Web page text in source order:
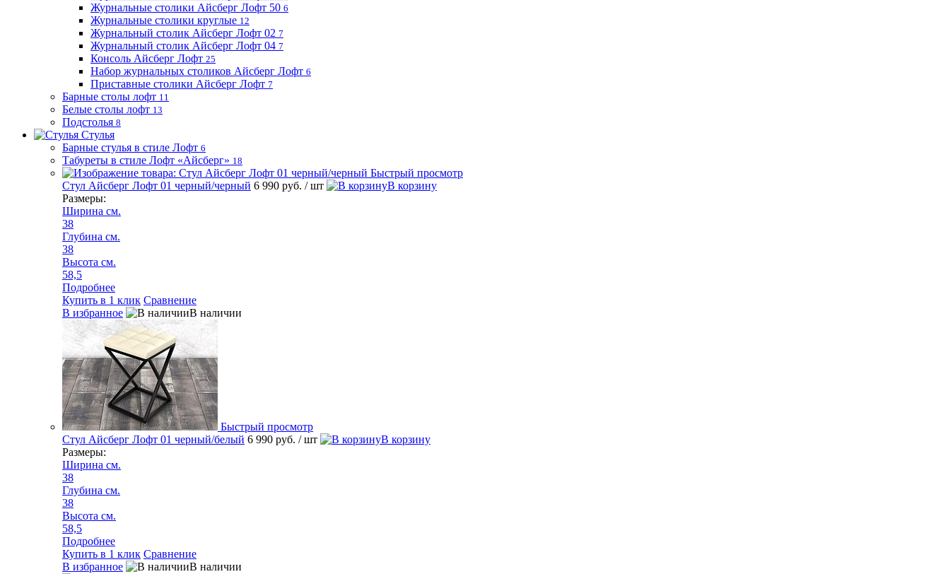
Журнальные столики Айсберг Лофт 50 6
Журнальные столики круглые 12
Журнальный столик Айсберг Лофт 02 7
Журнальный столик Айсберг Лофт 04 7
Консоль Айсберг Лофт 25
Набор журнальных столиков Айсберг Лофт 6
Приставные столики Айсберг Лофт 7
Барные столы лофт 11
Белые столы лофт 13
Подстолья 8
Стулья
Барные стулья в стиле Лофт 6
Табуреты в стиле Лофт «Айсберг» 18
Быстрый просмотр
Стул Айсберг Лофт 01 черный/черный 6 990 руб. / шт
В корзину
Размеры:
Ширина см.
38
Глубина см.
38
Высота см.
58,5
Подробнее
Купить в 1 клик Сравнение
В избранное
В наличии
Быстрый просмотр
Стул Айсберг Лофт 01 черный/белый 6 990 руб. / шт
В корзину
Размеры:
Ширина см.
38
Глубина см.
38
Высота см.
58,5
Подробнее
Купить в 1 клик Сравнение
В избранное
В наличии